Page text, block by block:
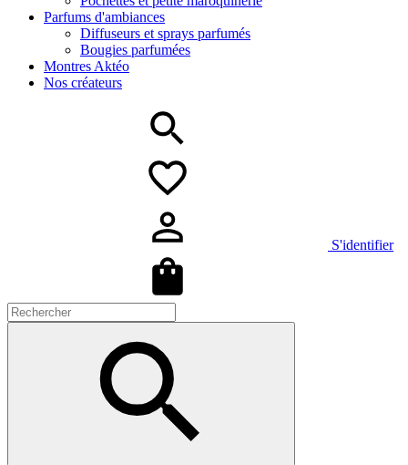
Parfums d'ambiances
Diffuseurs et sprays parfumés
Bougies parfumées
Montres Aktéo
Nos créateurs
S'identifier